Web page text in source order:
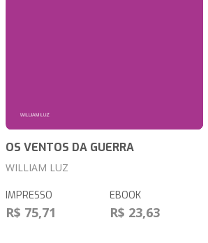
OS VENTOS DA GUERRA
WILLIAM LUZ
IMPRESSO
R$ 75,71
EBOOK
R$ 23,63